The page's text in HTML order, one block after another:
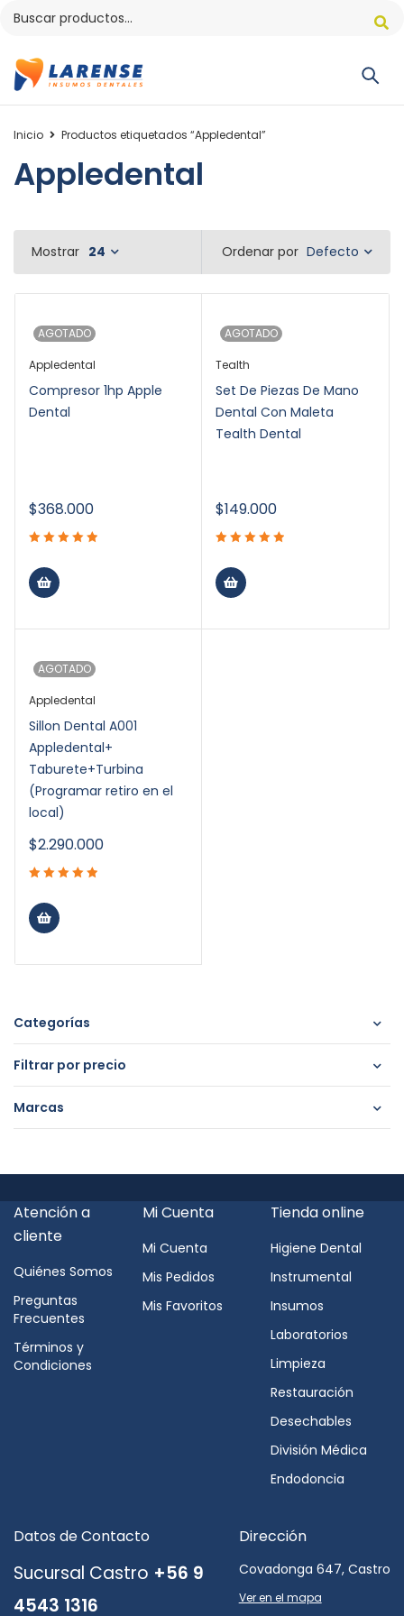
Inicio Productos etiquetados “Appledental”
Appledental
Categorías
Filtrar por precio
Marcas
Ordenar por Defecto
Mostrar 24
AGOTADO
Appledental
Compresor 1hp Apple
Dental
$368.000
AGOTADO
Tealth
Set De Piezas De Mano
Dental Con Maleta
Tealth Dental
$149.000
AGOTADO
Appledental
Sillon Dental A001
Appledental+
Taburete+Turbina
(Programar retiro en el
local)
$2.290.000
Atención a
cliente
Quiénes Somos
Preguntas
Frecuentes
Términos y
Condiciones
Mi Cuenta
Mi Cuenta
Mis Pedidos
Mis Favoritos
Tienda online
Higiene Dental
Instrumental
Insumos
Laboratorios
Limpieza
Restauración
Desechables
División Médica
Endodoncia
Datos de Contacto
Sucursal Castro +56 9
4543 1316
Dirección
Covadonga 647, Castro
Ver en el mapa